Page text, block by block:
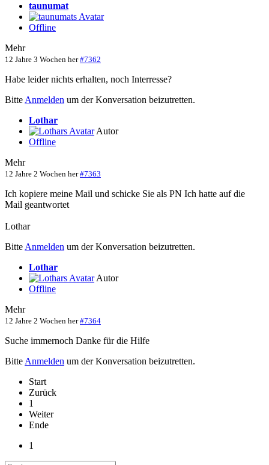
taunumat
Offline
Mehr
12 Jahre 3 Wochen her #7362
Habe leider nichts erhalten, noch Interresse?
Bitte Anmelden um der Konversation beizutretten.
Lothar
Autor
Offline
Mehr
12 Jahre 2 Wochen her #7363
Ich kopiere meine Mail und schicke Sie als PN Ich hatte auf die
Mail geantwortet
Lothar
Bitte Anmelden um der Konversation beizutretten.
Lothar
Autor
Offline
Mehr
12 Jahre 2 Wochen her #7364
Suche immernoch Danke für die Hilfe
Bitte Anmelden um der Konversation beizutretten.
Start
Zurück
1
Weiter
Ende
1